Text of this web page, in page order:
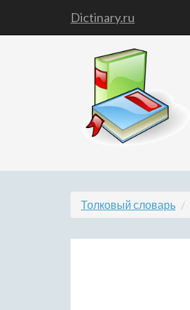
Dictinary.ru
Толковый словарь